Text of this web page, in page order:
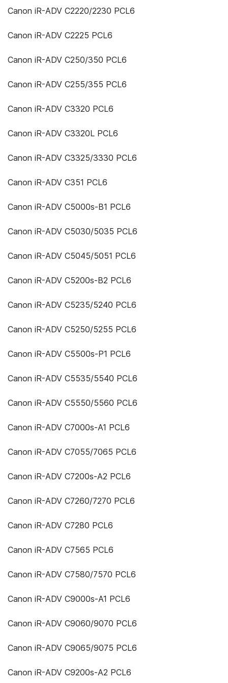
Canon iR-ADV C2220/2230 PCL6
Canon iR-ADV C2225 PCL6
Canon iR-ADV C250/350 PCL6
Canon iR-ADV C255/355 PCL6
Canon iR-ADV C3320 PCL6
Canon iR-ADV C3320L PCL6
Canon iR-ADV C3325/3330 PCL6
Canon iR-ADV C351 PCL6
Canon iR-ADV C5000s-B1 PCL6
Canon iR-ADV C5030/5035 PCL6
Canon iR-ADV C5045/5051 PCL6
Canon iR-ADV C5200s-B2 PCL6
Canon iR-ADV C5235/5240 PCL6
Canon iR-ADV C5250/5255 PCL6
Canon iR-ADV C5500s-P1 PCL6
Canon iR-ADV C5535/5540 PCL6
Canon iR-ADV C5550/5560 PCL6
Canon iR-ADV C7000s-A1 PCL6
Canon iR-ADV C7055/7065 PCL6
Canon iR-ADV C7200s-A2 PCL6
Canon iR-ADV C7260/7270 PCL6
Canon iR-ADV C7280 PCL6
Canon iR-ADV C7565 PCL6
Canon iR-ADV C7580/7570 PCL6
Canon iR-ADV C9000s-A1 PCL6
Canon iR-ADV C9060/9070 PCL6
Canon iR-ADV C9065/9075 PCL6
Canon iR-ADV C9200s-A2 PCL6